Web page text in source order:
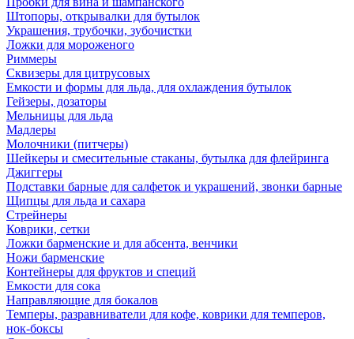
Штопоры, открывалки для бутылок
Украшения, трубочки, зубочистки
Ложки для мороженого
Риммеры
Сквизеры для цитрусовых
Емкости и формы для льда, для охлаждения бутылок
Гейзеры, дозаторы
Мельницы для льда
Мадлеры
Молочники (питчеры)
Шейкеры и смесительные стаканы, бутылка для флейринга
Джиггеры
Подставки барные для салфеток и украшений, звонки барные
Щипцы для льда и сахара
Стрейнеры
Коврики, сетки
Ложки барменские и для абсента, венчики
Ножи барменские
Контейнеры для фруктов и специй
Емкости для сока
Направляющие для бокалов
Темперы, разравниватели для кофе, коврики для темперов,
нок-боксы